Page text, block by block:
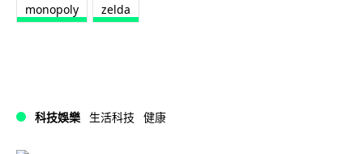
monopoly zelda
科技娛樂 生活科技 健康